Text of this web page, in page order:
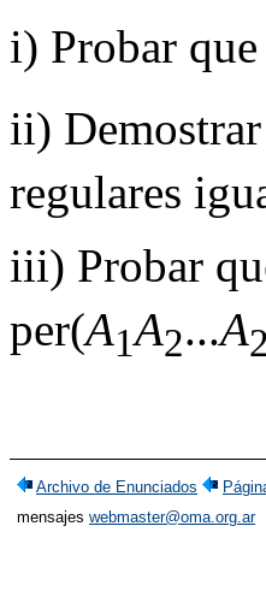
i) Probar
ii)
regulares
iii) Probar
per(A1A2...A2
Archivo de Enunciados
mensajes webmaster@oma.org.ar